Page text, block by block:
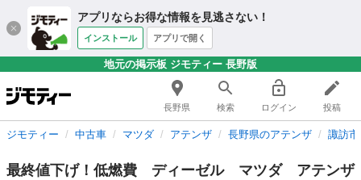
アプリならお得な情報を見逃さない！
インストール アプリで開く
地元の掲示板 ジモティー 長野版
長野県 検索 ログイン 投稿
ジモティー 中古車 マツダ アテンザ 長野県のアテンザ 諏訪
最終値下げ！低燃費 ディーゼル マツダ アテンザ